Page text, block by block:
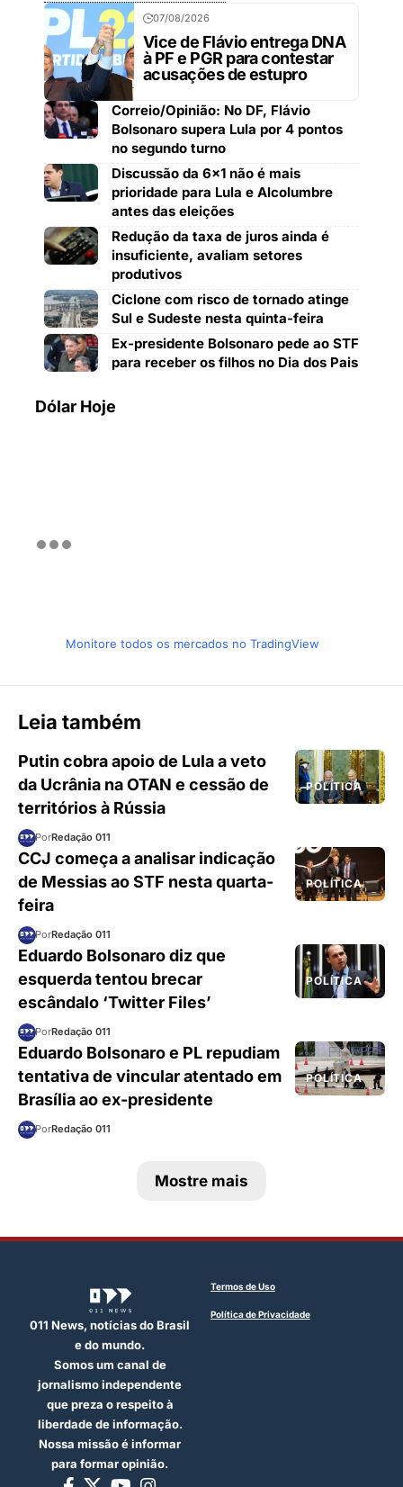
07/08/2026
Vice de Flávio entrega DNA
à PF e PGR para contestar
acusações de estupro
Correio/Opinião: No DF, Flávio
Bolsonaro supera Lula por 4 pontos
no segundo turno
Discussão da 6×1 não é mais
prioridade para Lula e Alcolumbre
antes das eleições
Redução da taxa de juros ainda é
insuficiente, avaliam setores
produtivos
Ciclone com risco de tornado atinge
Sul e Sudeste nesta quinta-feira
Ex-presidente Bolsonaro pede ao STF
para receber os filhos no Dia dos Pais
Dólar Hoje
Monitore todos os mercados no TradingView
Leia também
POLÍTICA
Putin cobra apoio de Lula a veto
da Ucrânia na OTAN e cessão de
territórios à Rússia
PorRedação 011
POLÍTICA
CCJ começa a analisar indicação
de Messias ao STF nesta quarta-
feira
PorRedação 011
POLÍTICA
Eduardo Bolsonaro diz que
esquerda tentou brecar
escândalo ‘Twitter Files’
PorRedação 011
POLÍTICA
Eduardo Bolsonaro e PL repudiam
tentativa de vincular atentado em
Brasília ao ex-presidente
PorRedação 011
Mostre mais
011 News, notícias do Brasil
e do mundo.
Somos um canal de
jornalismo independente
que preza o respeito à
liberdade de informação.
Nossa missão é informar
para formar opinião.
Termos de Uso
Política de Privacidade